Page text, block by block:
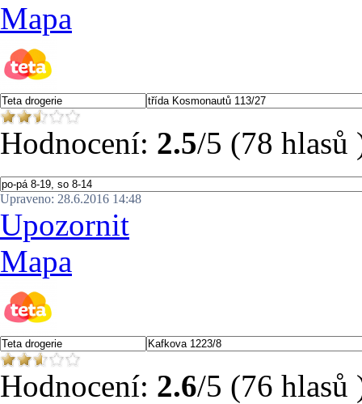
Mapa
Hodnocení: 2.5/5 (78 hlasů
Upraveno: 28.6.2016 14:48
Upozornit
Mapa
Hodnocení: 2.6/5 (76 hlasů